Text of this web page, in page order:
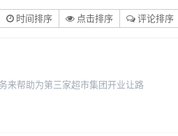
时间排序 点击排序 评论排序
来帮助为第三家超市集团开业让路